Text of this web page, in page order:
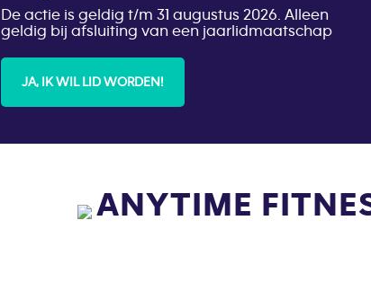
De actie is geldig t/m 31 augustus 2026. Alleen
geldig bij afsluiting van een jaarlidmaatschap
JA, IK WIL LID WORDEN!
ANYTIME